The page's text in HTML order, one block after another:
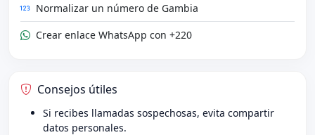
Normalizar un número de Gambia
Crear enlace WhatsApp con +220
Consejos útiles
Si recibes llamadas sospechosas, evita compartir
datos personales.